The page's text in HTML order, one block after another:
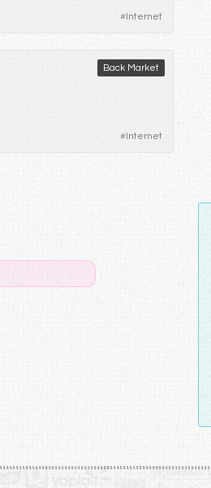
#Internet
Back Market
#Internet